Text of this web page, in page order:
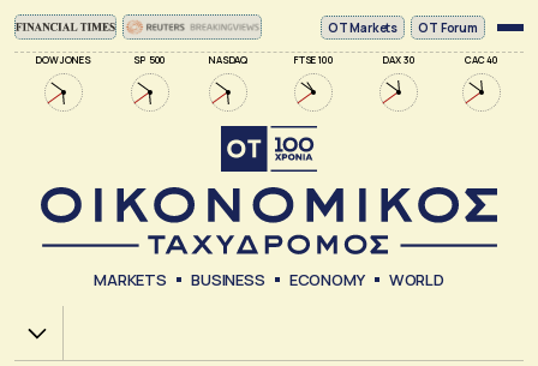
DOW JONES SP 500 NASDAQ FTSE 100 DAX 30 CAC 40
ΟΤ Markets OT Forum
MARKETS BUSINESS ECONOMY WORLD
Χ.Α.